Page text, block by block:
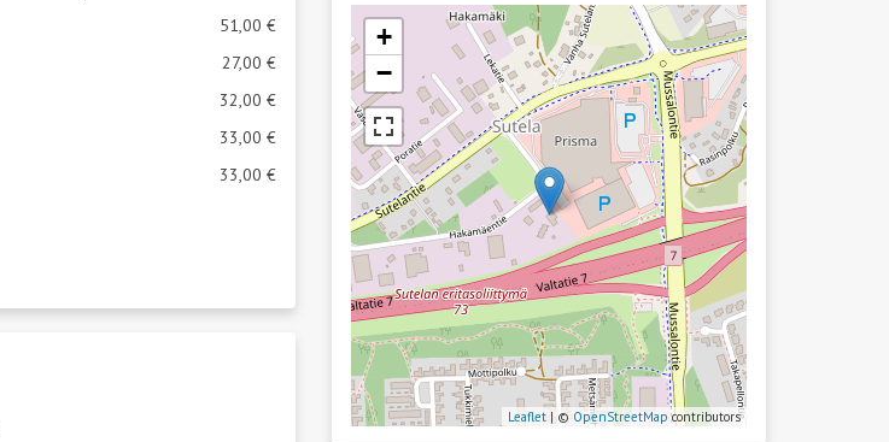
+
−
Leaflet | © OpenStreetMap contributors
51,00 €
27,00 €
32,00 €
33,00 €
33,00 €